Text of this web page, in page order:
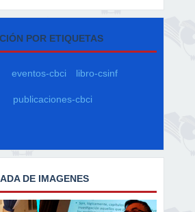
POR ETIQUETAS
eventos-cbci libro-csinf
publicaciones-cbci
DE IMAGENES